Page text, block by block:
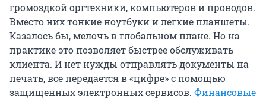
громоздкой оргтехники, компьютеров и проводов.
Вместо них тонкие ноутбуки и легкие планшеты.
Казалось бы, мелочь в глобальном плане. Но на
практике это позволяет быстрее обслуживать
клиента. И нет нужды отправлять документы на
печать, все передается в «цифре» с помощью
защищенных электронных сервисов. Финансовые